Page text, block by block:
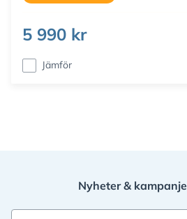
5 990 kr
Jämför
Nyheter &